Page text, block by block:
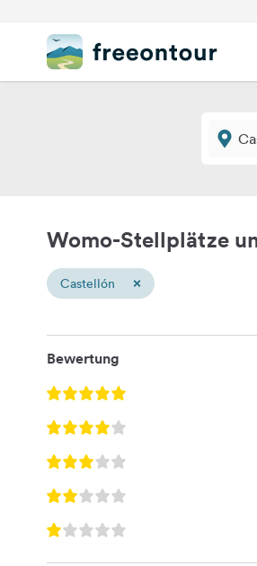
Womo-Stellplätze
Castellón ×
Bewertung